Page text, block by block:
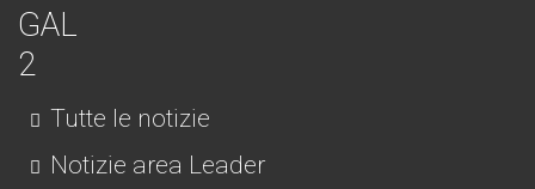
Tutte le notizie
Notizie area Leader